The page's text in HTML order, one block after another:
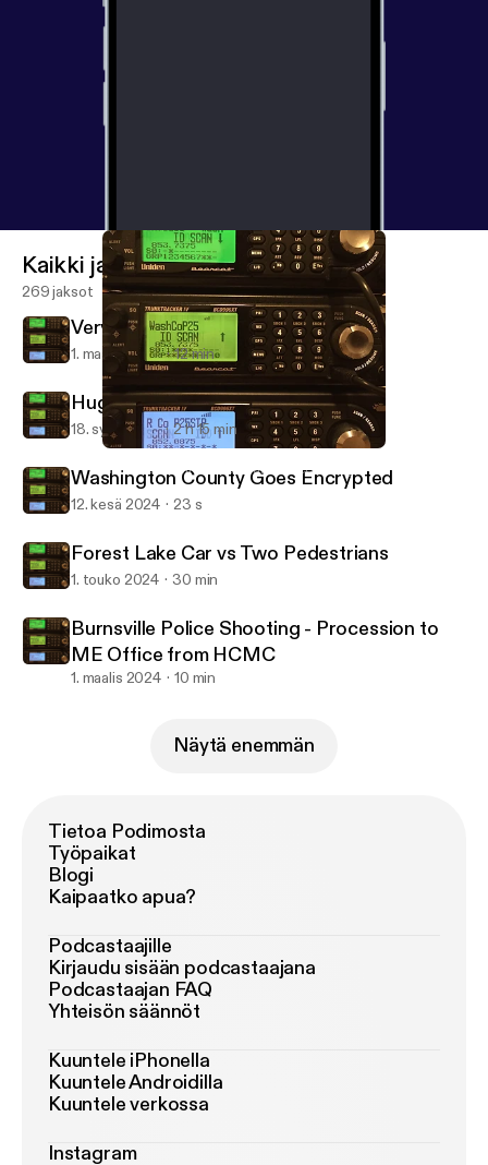
North East Twin Cities Scanner Recordings
Kaikki jaksot
269 jaksot
Very High Speed Chase
1. maalis 2025 12 min
Hugo Manhunt
18. syys 2024 2 h 15 min
Washington County Goes Encrypted
12. kesä 2024 23 s
Forest Lake Car vs Two Pedestrians
1. touko 2024 30 min
Burnsville Police Shooting - Procession to
ME Office from HCMC
1. maalis 2024 10 min
Näytä enemmän
Tietoa Podimosta
Työpaikat
Blogi
Kaipaatko apua?
Podcastaajille
Kirjaudu sisään podcastaajana
Podcastaajan FAQ
Yhteisön säännöt
Kuuntele iPhonella
Kuuntele Androidilla
Kuuntele verkossa
Instagram